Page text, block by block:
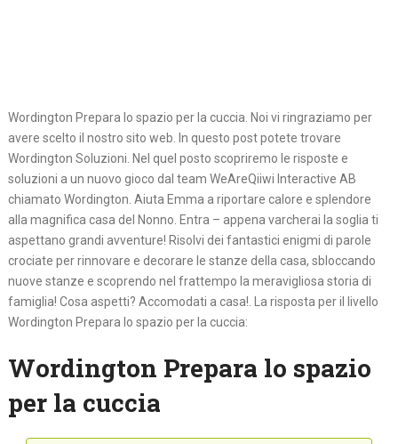
Wordington Prepara lo spazio per la cuccia. Noi vi ringraziamo per
avere scelto il nostro sito web. In questo post potete trovare
Wordington Soluzioni. Nel quel posto scopriremo le risposte e
soluzioni a un nuovo gioco dal team WeAreQiiwi Interactive AB
chiamato Wordington. Aiuta Emma a riportare calore e splendore
alla magnifica casa del Nonno. Entra – appena varcherai la soglia ti
aspettano grandi avventure! Risolvi dei fantastici enigmi di parole
crociate per rinnovare e decorare le stanze della casa, sbloccando
nuove stanze e scoprendo nel frattempo la meravigliosa storia di
famiglia! Cosa aspetti? Accomodati a casa!. La risposta per il livello
Wordington Prepara lo spazio per la cuccia:
Wordington Prepara lo spazio
per la cuccia